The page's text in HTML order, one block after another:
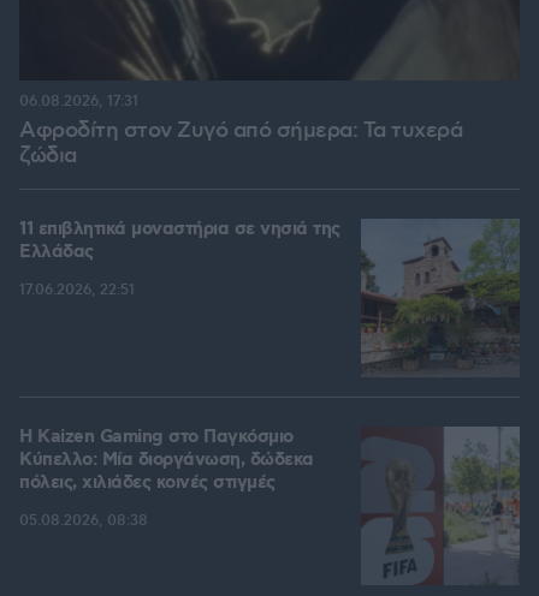
Αφροδίτη στον Ζυγό από σήμερα: Τα τυχερά
ζώδια
06.08.2026, 17:31
11 επιβλητικά μοναστήρια σε νησιά της
Ελλάδας
17.06.2026, 22:51
H Kaizen Gaming στο Παγκόσμιο
Kύπελλο: Μία διοργάνωση, δώδεκα
πόλεις, χιλιάδες κοινές στιγμές
05.08.2026, 08:38